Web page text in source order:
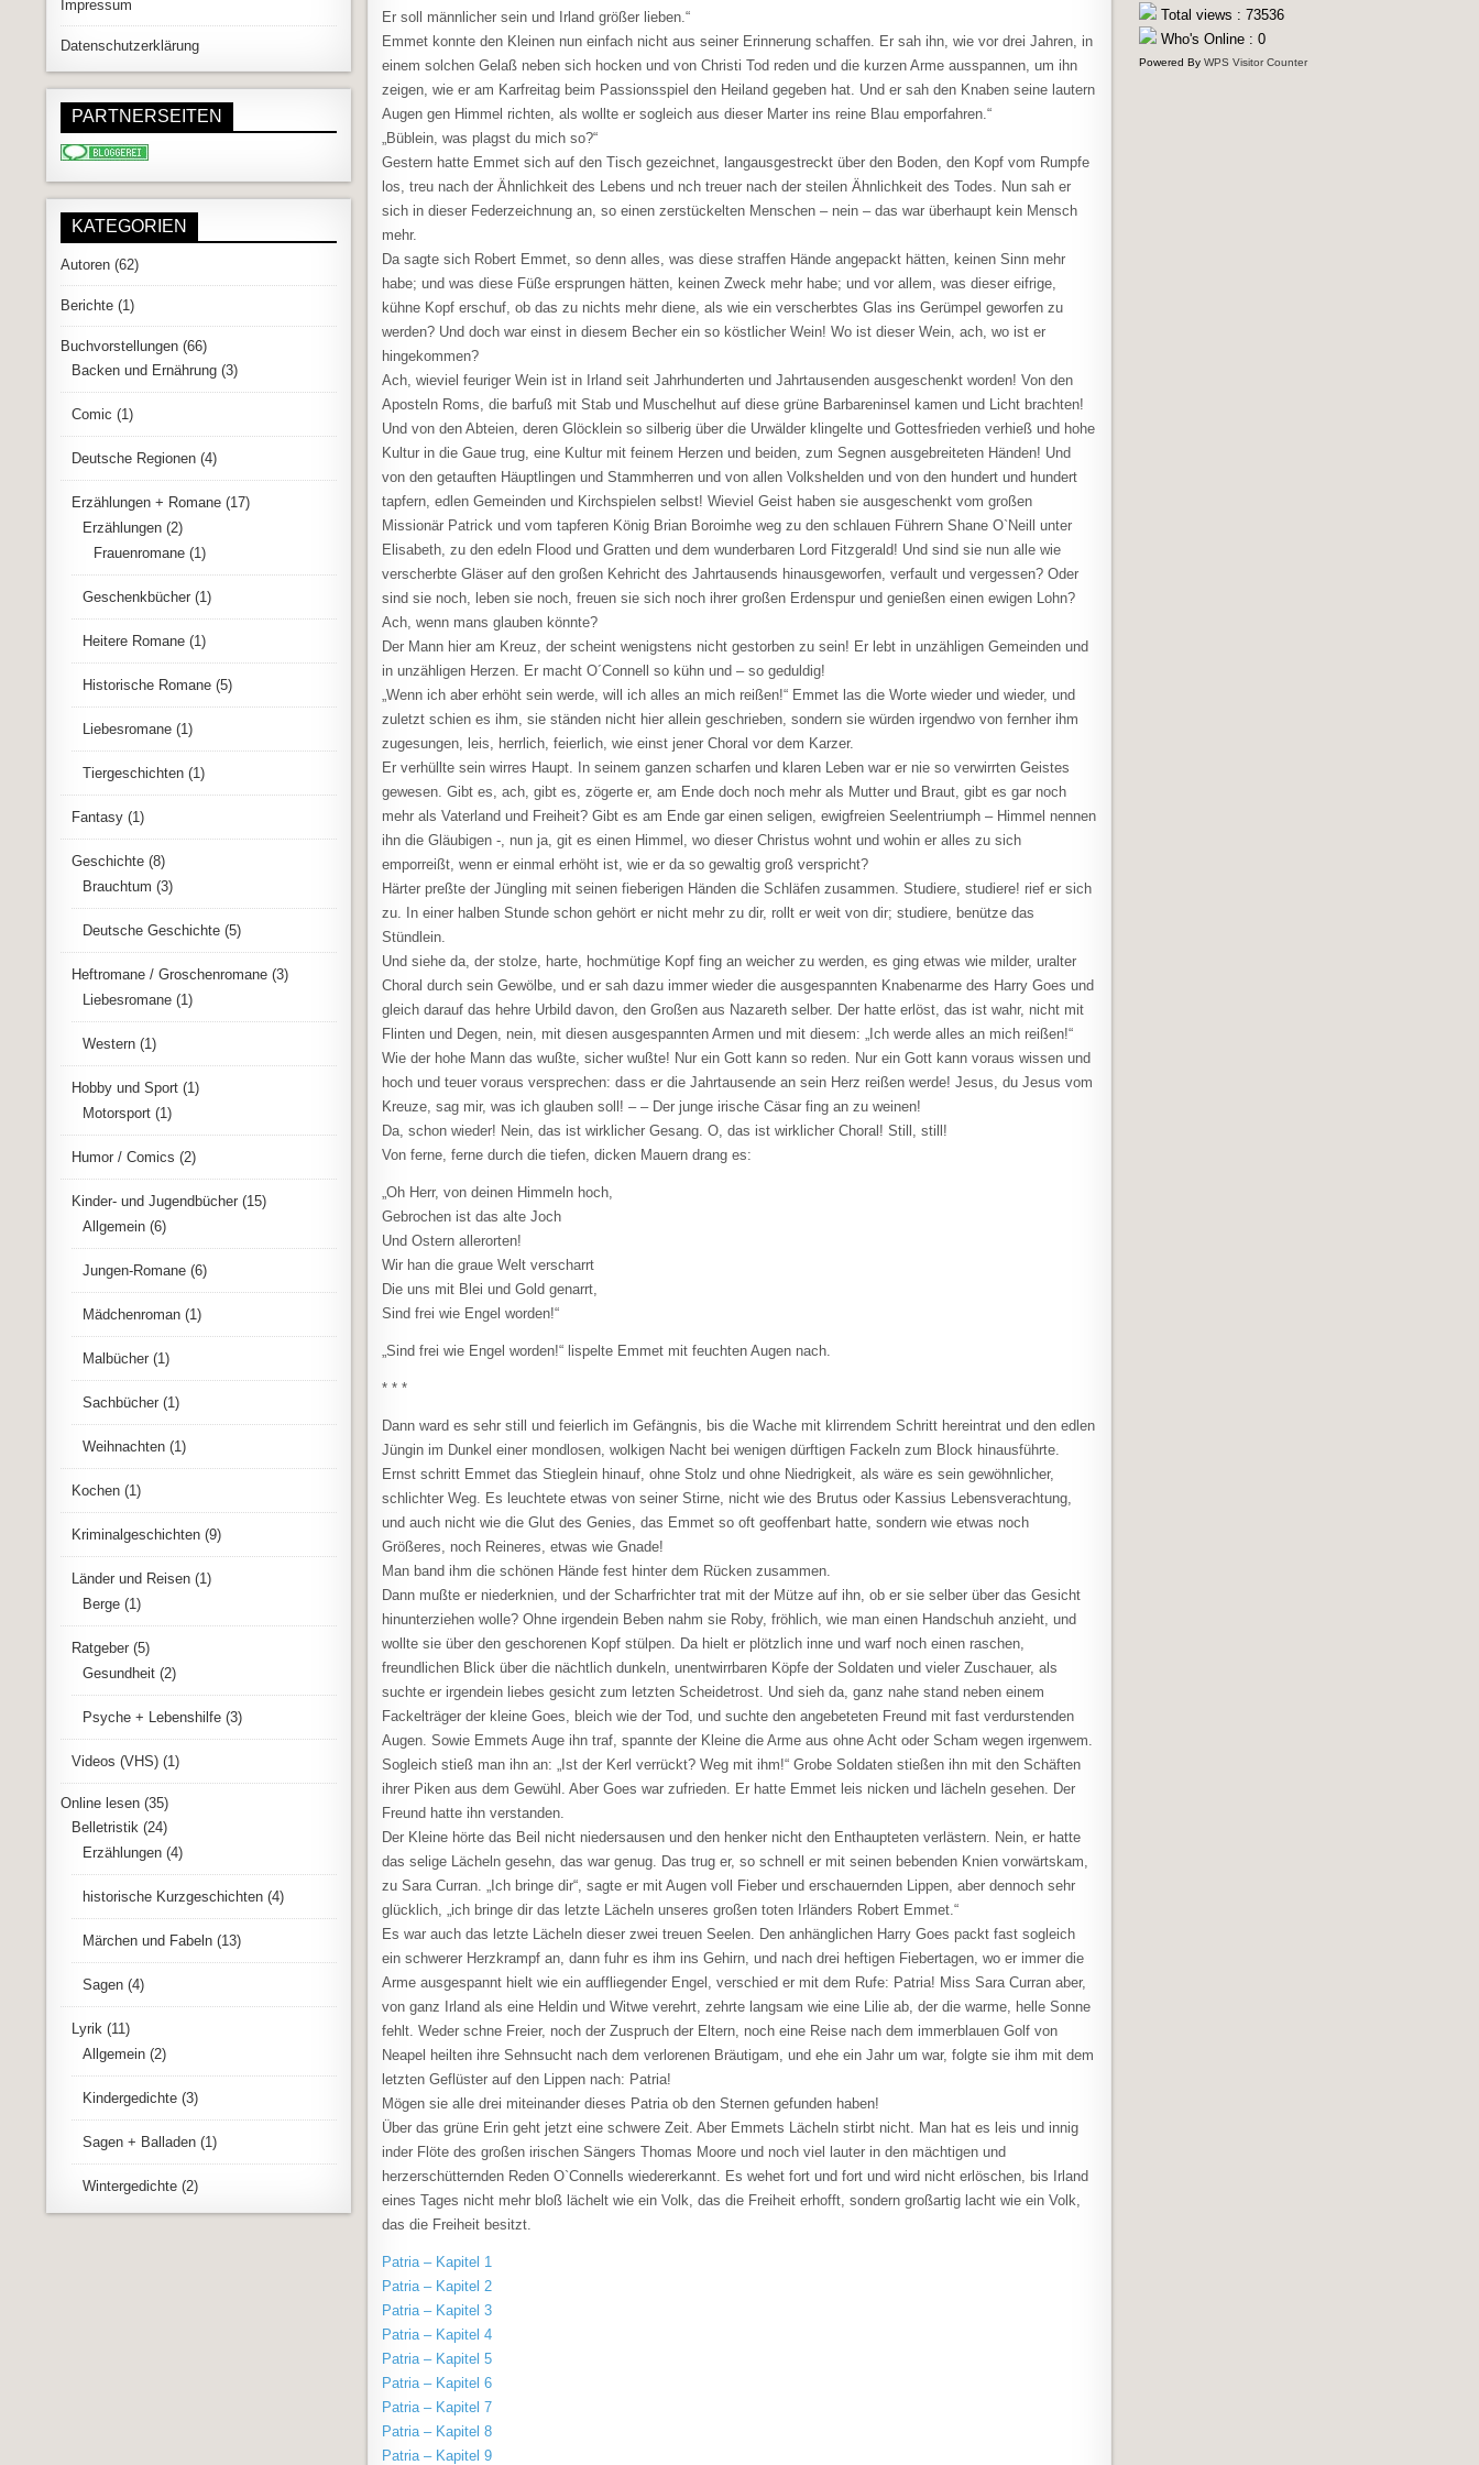
Er soll männlicher sein und Irland größer lieben.“
Emmet konnte den Kleinen nun einfach nicht aus seiner Erinnerung schaffen. Er sah ihn, wie vor drei Jahren, in
einem solchen Gelaß neben sich hocken und von Christi Tod reden und die kurzen Arme ausspannen, um ihn
zeigen, wie er am Karfreitag beim Passionsspiel den Heiland gegeben hat. Und er sah den Knaben seine lautern
Augen gen Himmel richten, als wollte er sogleich aus dieser Marter ins reine Blau emporfahren.“
„Büblein, was plagst du mich so?“
Gestern hatte Emmet sich auf den Tisch gezeichnet, langausgestreckt über den Boden, den Kopf vom Rumpfe
los, treu nach der Ähnlichkeit des Lebens und nch treuer nach der steilen Ähnlichkeit des Todes. Nun sah er
sich in dieser Federzeichnung an, so einen zerstückelten Menschen – nein – das war überhaupt kein Mensch
mehr.
Da sagte sich Robert Emmet, so denn alles, was diese straffen Hände angepackt hätten, keinen Sinn mehr
habe; und was diese Füße ersprungen hätten, keinen Zweck mehr habe; und vor allem, was dieser eifrige,
kühne Kopf erschuf, ob das zu nichts mehr diene, als wie ein verscherbtes Glas ins Gerümpel geworfen zu
werden? Und doch war einst in diesem Becher ein so köstlicher Wein! Wo ist dieser Wein, ach, wo ist er
hingekommen?
Ach, wieviel feuriger Wein ist in Irland seit Jahrhunderten und Jahrtausenden ausgeschenkt worden! Von den
Aposteln Roms, die barfuß mit Stab und Muschelhut auf diese grüne Barbareninsel kamen und Licht brachten!
Und von den Abteien, deren Glöcklein so silberig über die Urwälder klingelte und Gottesfrieden verhieß und hohe
Kultur in die Gaue trug, eine Kultur mit feinem Herzen und beiden, zum Segnen ausgebreiteten Händen! Und
von den getauften Häuptlingen und Stammherren und von allen Volkshelden und von den hundert und hundert
tapfern, edlen Gemeinden und Kirchspielen selbst! Wieviel Geist haben sie ausgeschenkt vom großen
Missionär Patrick und vom tapferen König Brian Boroimhe weg zu den schlauen Führern Shane O`Neill unter
Elisabeth, zu den edeln Flood und Gratten und dem wunderbaren Lord Fitzgerald! Und sind sie nun alle wie
verscherbte Gläser auf den großen Kehricht des Jahrtausends hinausgeworfen, verfault und vergessen? Oder
sind sie noch, leben sie noch, freuen sie sich noch ihrer großen Erdenspur und genießen einen ewigen Lohn?
Ach, wenn mans glauben könnte?
Der Mann hier am Kreuz, der scheint wenigstens nicht gestorben zu sein! Er lebt in unzähligen Gemeinden und
in unzähligen Herzen. Er macht O´Connell so kühn und – so geduldig!
„Wenn ich aber erhöht sein werde, will ich alles an mich reißen!“ Emmet las die Worte wieder und wieder, und
zuletzt schien es ihm, sie ständen nicht hier allein geschrieben, sondern sie würden irgendwo von fernher ihm
zugesungen, leis, herrlich, feierlich, wie einst jener Choral vor dem Karzer.
Er verhüllte sein wirres Haupt. In seinem ganzen scharfen und klaren Leben war er nie so verwirrten Geistes
gewesen. Gibt es, ach, gibt es, zögerte er, am Ende doch noch mehr als Mutter und Braut, gibt es gar noch
mehr als Vaterland und Freiheit? Gibt es am Ende gar einen seligen, ewigfreien Seelentriumph – Himmel nennen
ihn die Gläubigen -, nun ja, git es einen Himmel, wo dieser Christus wohnt und wohin er alles zu sich
emporreißt, wenn er einmal erhöht ist, wie er da so gewaltig groß verspricht?
Härter preßte der Jüngling mit seinen fieberigen Händen die Schläfen zusammen. Studiere, studiere! rief er sich
zu. In einer halben Stunde schon gehört er nicht mehr zu dir, rollt er weit von dir; studiere, benütze das
Stündlein.
Und siehe da, der stolze, harte, hochmütige Kopf fing an weicher zu werden, es ging etwas wie milder, uralter
Choral durch sein Gewölbe, und er sah dazu immer wieder die ausgespannten Knabenarme des Harry Goes und
gleich darauf das hehre Urbild davon, den Großen aus Nazareth selber. Der hatte erlöst, das ist wahr, nicht mit
Flinten und Degen, nein, mit diesen ausgespannten Armen und mit diesem: „Ich werde alles an mich reißen!“
Wie der hohe Mann das wußte, sicher wußte! Nur ein Gott kann so reden. Nur ein Gott kann voraus wissen und
hoch und teuer voraus versprechen: dass er die Jahrtausende an sein Herz reißen werde! Jesus, du Jesus vom
Kreuze, sag mir, was ich glauben soll! – – Der junge irische Cäsar fing an zu weinen!
Da, schon wieder! Nein, das ist wirklicher Gesang. O, das ist wirklicher Choral! Still, still!
Von ferne, ferne durch die tiefen, dicken Mauern drang es:
„Oh Herr, von deinen Himmeln hoch,
Gebrochen ist das alte Joch
Und Ostern allerorten!
Wir han die graue Welt verscharrt
Die uns mit Blei und Gold genarrt,
Sind frei wie Engel worden!“
„Sind frei wie Engel worden!“ lispelte Emmet mit feuchten Augen nach.
* * *
Dann ward es sehr still und feierlich im Gefängnis, bis die Wache mit klirrendem Schritt hereintrat und den edlen
Jüngin im Dunkel einer mondlosen, wolkigen Nacht bei wenigen dürftigen Fackeln zum Block hinausführte.
Ernst schritt Emmet das Stieglein hinauf, ohne Stolz und ohne Niedrigkeit, als wäre es sein gewöhnlicher,
schlichter Weg. Es leuchtete etwas von seiner Stirne, nicht wie des Brutus oder Kassius Lebensverachtung,
und auch nicht wie die Glut des Genies, das Emmet so oft geoffenbart hatte, sondern wie etwas noch
Größeres, noch Reineres, etwas wie Gnade!
Man band ihm die schönen Hände fest hinter dem Rücken zusammen.
Dann mußte er niederknien, und der Scharfrichter trat mit der Mütze auf ihn, ob er sie selber über das Gesicht
hinunterziehen wolle? Ohne irgendein Beben nahm sie Roby, fröhlich, wie man einen Handschuh anzieht, und
wollte sie über den geschorenen Kopf stülpen. Da hielt er plötzlich inne und warf noch einen raschen,
freundlichen Blick über die nächtlich dunkeln, unentwirrbaren Köpfe der Soldaten und vieler Zuschauer, als
suchte er irgendein liebes gesicht zum letzten Scheidetrost. Und sieh da, ganz nahe stand neben einem
Fackelträger der kleine Goes, bleich wie der Tod, und suchte den angebeteten Freund mit fast verdurstenden
Augen. Sowie Emmets Auge ihn traf, spannte der Kleine die Arme aus ohne Acht oder Scham wegen irgenwem.
Sogleich stieß man ihn an: „Ist der Kerl verrückt? Weg mit ihm!“ Grobe Soldaten stießen ihn mit den Schäften
ihrer Piken aus dem Gewühl. Aber Goes war zufrieden. Er hatte Emmet leis nicken und lächeln gesehen. Der
Freund hatte ihn verstanden.
Der Kleine hörte das Beil nicht niedersausen und den henker nicht den Enthaupteten verlästern. Nein, er hatte
das selige Lächeln gesehn, das war genug. Das trug er, so schnell er mit seinen bebenden Knien vorwärtskam,
zu Sara Curran. „Ich bringe dir“, sagte er mit Augen voll Fieber und erschauernden Lippen, aber dennoch sehr
glücklich, „ich bringe dir das letzte Lächeln unseres großen toten Irländers Robert Emmet.“
Es war auch das letzte Lächeln dieser zwei treuen Seelen. Den anhänglichen Harry Goes packt fast sogleich
ein schwerer Herzkrampf an, dann fuhr es ihm ins Gehirn, und nach drei heftigen Fiebertagen, wo er immer die
Arme ausgespannt hielt wie ein auffliegender Engel, verschied er mit dem Rufe: Patria! Miss Sara Curran aber,
von ganz Irland als eine Heldin und Witwe verehrt, zehrte langsam wie eine Lilie ab, der die warme, helle Sonne
fehlt. Weder schne Freier, noch der Zuspruch der Eltern, noch eine Reise nach dem immerblauen Golf von
Neapel heilten ihre Sehnsucht nach dem verlorenen Bräutigam, und ehe ein Jahr um war, folgte sie ihm mit dem
letzten Geflüster auf den Lippen nach: Patria!
Mögen sie alle drei miteinander dieses Patria ob den Sternen gefunden haben!
Über das grüne Erin geht jetzt eine schwere Zeit. Aber Emmets Lächeln stirbt nicht. Man hat es leis und innig
inder Flöte des großen irischen Sängers Thomas Moore und noch viel lauter in den mächtigen und
herzerschütternden Reden O`Connells wiedererkannt. Es wehet fort und fort und wird nicht erlöschen, bis Irland
eines Tages nicht mehr bloß lächelt wie ein Volk, das die Freiheit erhofft, sondern großartig lacht wie ein Volk,
das die Freiheit besitzt.
Patria – Kapitel 1
Patria – Kapitel 2
Patria – Kapitel 3
Patria – Kapitel 4
Patria – Kapitel 5
Patria – Kapitel 6
Patria – Kapitel 7
Patria – Kapitel 8
Patria – Kapitel 9
Impressum
Datenschutzerklärung
PARTNERSEITEN
KATEGORIEN
Autoren (62)
Berichte (1)
Buchvorstellungen (66)
Backen und Ernährung (3)
Comic (1)
Deutsche Regionen (4)
Erzählungen + Romane (17)
Erzählungen (2)
Frauenromane (1)
Geschenkbücher (1)
Heitere Romane (1)
Historische Romane (5)
Liebesromane (1)
Tiergeschichten (1)
Fantasy (1)
Geschichte (8)
Brauchtum (3)
Deutsche Geschichte (5)
Heftromane / Groschenromane (3)
Liebesromane (1)
Western (1)
Hobby und Sport (1)
Motorsport (1)
Humor / Comics (2)
Kinder- und Jugendbücher (15)
Allgemein (6)
Jungen-Romane (6)
Mädchenroman (1)
Malbücher (1)
Sachbücher (1)
Weihnachten (1)
Kochen (1)
Kriminalgeschichten (9)
Länder und Reisen (1)
Berge (1)
Ratgeber (5)
Gesundheit (2)
Psyche + Lebenshilfe (3)
Videos (VHS) (1)
Online lesen (35)
Belletristik (24)
Erzählungen (4)
historische Kurzgeschichten (4)
Märchen und Fabeln (13)
Sagen (4)
Lyrik (11)
Allgemein (2)
Kindergedichte (3)
Sagen + Balladen (1)
Wintergedichte (2)
Total views : 73536
Who's Online : 0
Powered By WPS Visitor Counter